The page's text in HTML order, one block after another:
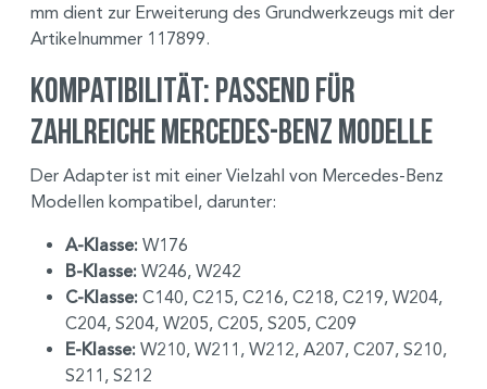
mm dient zur Erweiterung des Grundwerkzeugs mit der
Artikelnummer 117899.
Kompatibilität: Passend für
zahlreiche Mercedes-Benz Modelle
Der Adapter ist mit einer Vielzahl von Mercedes-Benz
Modellen kompatibel, darunter:
A-Klasse: W176
B-Klasse: W246, W242
C-Klasse: C140, C215, C216, C218, C219, W204,
C204, S204, W205, C205, S205, C209
E-Klasse: W210, W211, W212, A207, C207, S210,
S211, S212